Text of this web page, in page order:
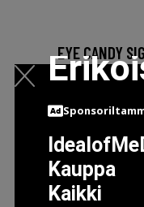
EYE CANDY
Kauppa
Kaikki